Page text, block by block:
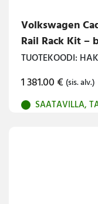
Volkswagen
Rail Rack Kit –
TUOTEKOODI:
1 381.00€ (sis. alv.)
SAATAVILLA,